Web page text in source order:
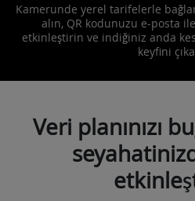
Kamerunde yerel tarifelerle
alın, QR kodunuzu e-posta
etkinleştirin ve indiğiniz anda
keyfini
Veri planınızı